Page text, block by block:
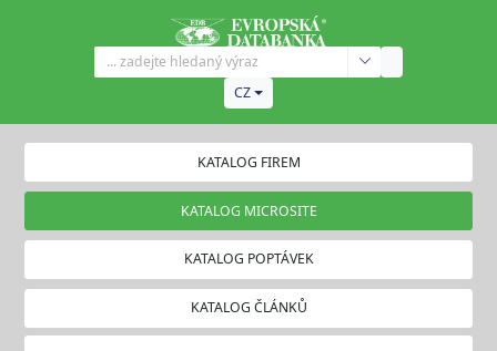
CZ
KATALOG FIREM
KATALOG MICROSITE
KATALOG POPTÁVEK
KATALOG ČLÁNKŮ